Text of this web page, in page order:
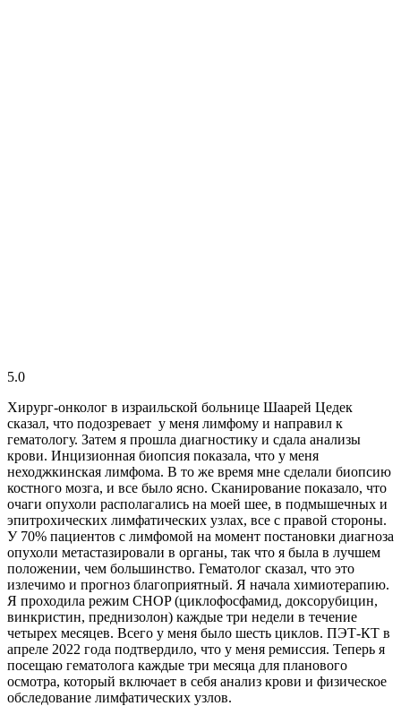
5.0
Хирург-онколог в израильской больнице Шаарей Цедек
сказал, что подозревает у меня лимфому и направил к
гематологу. Затем я прошла диагностику и сдала анализы
крови. Инцизионная биопсия показала, что у меня
неходжкинская лимфома. В то же время мне сделали биопсию
костного мозга, и все было ясно. Сканирование показало, что
очаги опухоли располагались на моей шее, в подмышечных и
эпитрохических лимфатических узлах, все с правой стороны.
У 70% пациентов с лимфомой на момент постановки диагноза
опухоли метастазировали в органы, так что я была в лучшем
положении, чем большинство. Гематолог сказал, что это
излечимо и прогноз благоприятный. Я начала химиотерапию.
Я проходила режим CHOP (циклофосфамид, доксорубицин,
винкристин, преднизолон) каждые три недели в течение
четырех месяцев. Всего у меня было шесть циклов. ПЭТ-КТ в
апреле 2022 года подтвердило, что у меня ремиссия. Теперь я
посещаю гематолога каждые три месяца для планового
осмотра, который включает в себя анализ крови и физическое
обследование лимфатических узлов.